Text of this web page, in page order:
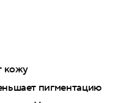
кожу
пигментацию